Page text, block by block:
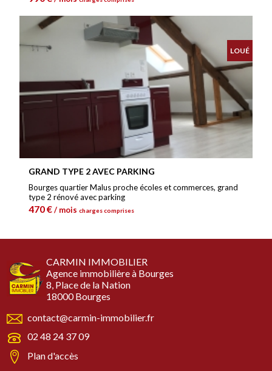
LOUÉ
GRAND TYPE 2 AVEC PARKING
Bourges quartier Malus proche écoles et commerces, grand
type 2 rénové avec parking
470 € / mois charges comprises
CARMIN IMMOBILIER
Agence immobilière à Bourges
8, Place de la Nation
18000 Bourges
contact@carmin-immobilier.fr
02 48 24 37 09
Plan d'accès